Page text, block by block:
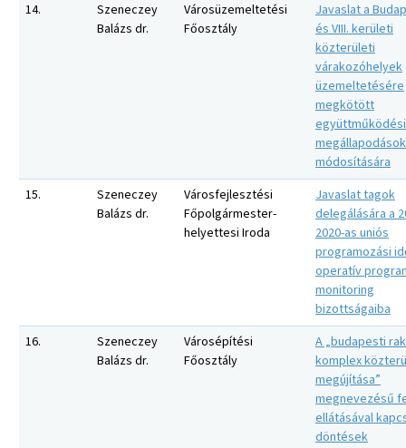
14.
Szeneczey
Balázs dr.
Városüzemeltetési
Főosztály
Javaslat a
és VIII. kerületi
közterületi
várakozóhelyek
üzemeltetésére
megkötött
együttműködési
megállapodások
módosítására
15.
Szeneczey
Balázs dr.
Városfejlesztési
Főpolgármester-
helyettesi Iroda
Javaslat tagok
delegálására a
2020-as uniós
programozási
operatív
monitoring
bizottságaiba
16.
Szeneczey
Balázs dr.
Városépítési
Főosztály
A „budapesti
komplex
megújítása”
megnevezésű
ellátásával
döntések